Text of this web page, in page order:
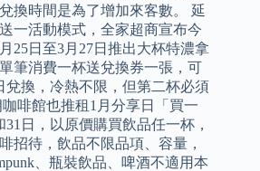
換時間是為了增加來客數。 延
一活動模式，全家超商宣布今
25日至3月27日推出大杯特濃拿
筆消費一杯送兌換券一張，可
兌換，冷熱不限，但第二杯必須
啡館也推租1月分享日「買一
日，以原價購買飲品任一杯，
招待，飲品不限品項、容量，
、瓶裝飲品、啤酒不適用本